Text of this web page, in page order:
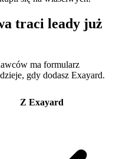
traci leady już
ma formularz
gdy dodasz Exayard.
Z Exayard